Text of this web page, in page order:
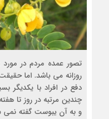
تصور عمده مردم در
روزانه می باشد. اما
دفع در افراد با یکدیگر
چندین مرتبه در روز تا
و به آن یبوست گفته نمی